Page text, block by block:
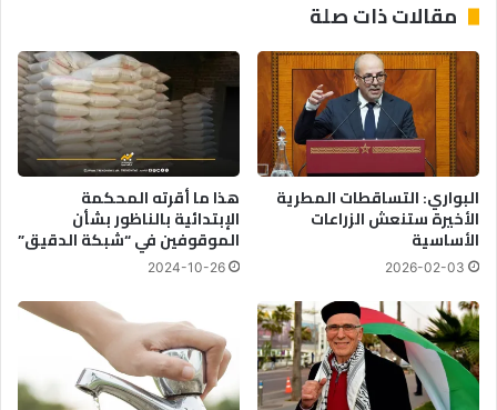
ا
ط
ي
إ
ل
ى
أ
ق
ل
م
ن
3
0
%
م
ح
ا
ف
ظ
ة
ا
ل
ق
ا
ر
ي
ة
مقالات ذات صلة
البواري: التساقطات المطرية
الأخيرة ستنعش الزراعات
الأساسية
2026-02-03
هذا ما أقرته المحكمة
الإبتدائية بالناظور بشأن
الموقوفين في “شبكة الدقيق”
2024-10-26